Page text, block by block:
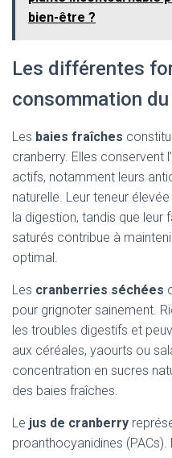
bien-être ?
Les différentes
consommation
Les baies fraîches
cranberry. Elles conservent
actifs, notamment leurs
naturelle. Leur teneur
la digestion, tandis que leur
saturés contribue à
optimal.
Les cranberries séchées
pour grignoter sainement.
les troubles digestifs et
aux céréales, yaourts ou
concentration en sucres
des baies fraîches.
Le jus de cranberry
proanthocyanidines